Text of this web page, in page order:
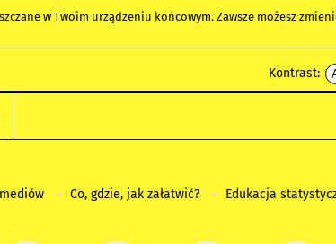
w Twoim urządzeniu końcowym. Zawsze możesz
Kontrast:
Co, gdzie, jak załatwić? Edukacja